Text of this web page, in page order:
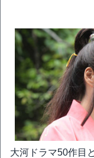
大河ドラマ50作目